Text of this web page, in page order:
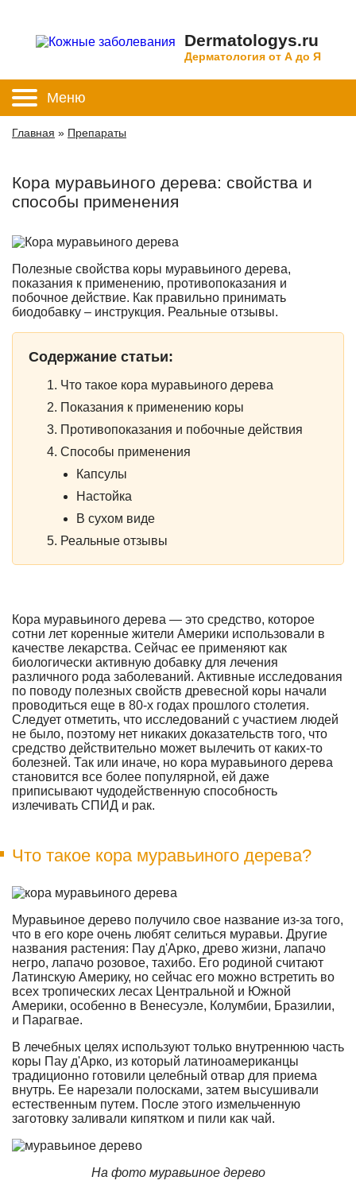
Dermatologys.ru
Дерматология от А до Я
Меню
Главная » Препараты
Кора муравьиного дерева: свойства и
способы применения
Полезные свойства коры муравьиного дерева,
показания к применению, противопоказания и
побочное действие. Как правильно принимать
биодобавку – инструкция. Реальные отзывы.
Содержание статьи:
Что такое кора муравьиного дерева
Показания к применению коры
Противопоказания и побочные действия
Способы применения
Капсулы
Настойка
В сухом виде
Реальные отзывы
Кора муравьиного дерева — это средство, которое
сотни лет коренные жители Америки использовали в
качестве лекарства. Сейчас ее применяют как
биологически активную добавку для лечения
различного рода заболеваний. Активные исследования
по поводу полезных свойств древесной коры начали
проводиться еще в 80-х годах прошлого столетия.
Следует отметить, что исследований с участием людей
не было, поэтому нет никаких доказательств того, что
средство действительно может вылечить от каких-то
болезней. Так или иначе, но кора муравьиного дерева
становится все более популярной, ей даже
приписывают чудодейственную способность
излечивать СПИД и рак.
Что такое кора муравьиного дерева?
Муравьиное дерево получило свое название из-за того,
что в его коре очень любят селиться муравьи. Другие
названия растения: Пау д'Арко, древо жизни, лапачо
негро, лапачо розовое, тахибо. Его родиной считают
Латинскую Америку, но сейчас его можно встретить во
всех тропических лесах Центральной и Южной
Америки, особенно в Венесуэле, Колумбии, Бразилии,
и Парагвае.
В лечебных целях используют только внутреннюю часть
коры Пау д'Арко, из который латиноамериканцы
традиционно готовили целебный отвар для приема
внутрь. Ее нарезали полосками, затем высушивали
естественным путем. После этого измельченную
заготовку заливали кипятком и пили как чай.
На фото муравьиное дерево